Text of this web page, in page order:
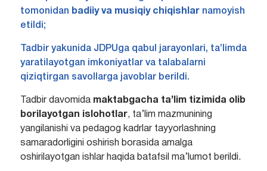
tomonidan badiiy va musiqiy chiqishlarnamoyish
etildi;
Tadbir yakunida JDPUga qabul jarayonlari, ta’limda
yaratilayotgan imkoniyatlar va talabalarni
qiziqtirgan savollarga javoblar berildi.
Tadbir davomida maktabgacha ta’lim tizimida olib
borilayotgan islohotlar, ta’lim mazmunining
yangilanishi va pedagog kadrlar tayyorlashning
samaradorligini oshirish borasida amalga
oshirilayotgan ishlar haqida batafsil ma’lumot berildi.